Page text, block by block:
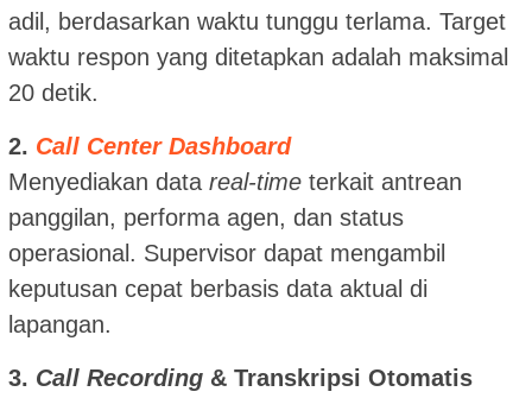
adil, berdasarkan waktu tunggu terlama. Target
waktu respon yang ditetapkan adalah maksimal
20 detik.
2. Call Center Dashboard
Menyediakan data real-time terkait antrean
panggilan, performa agen, dan status
operasional. Supervisor dapat mengambil
keputusan cepat berbasis data aktual di
lapangan.
3. Call Recording & Transkripsi Otomatis